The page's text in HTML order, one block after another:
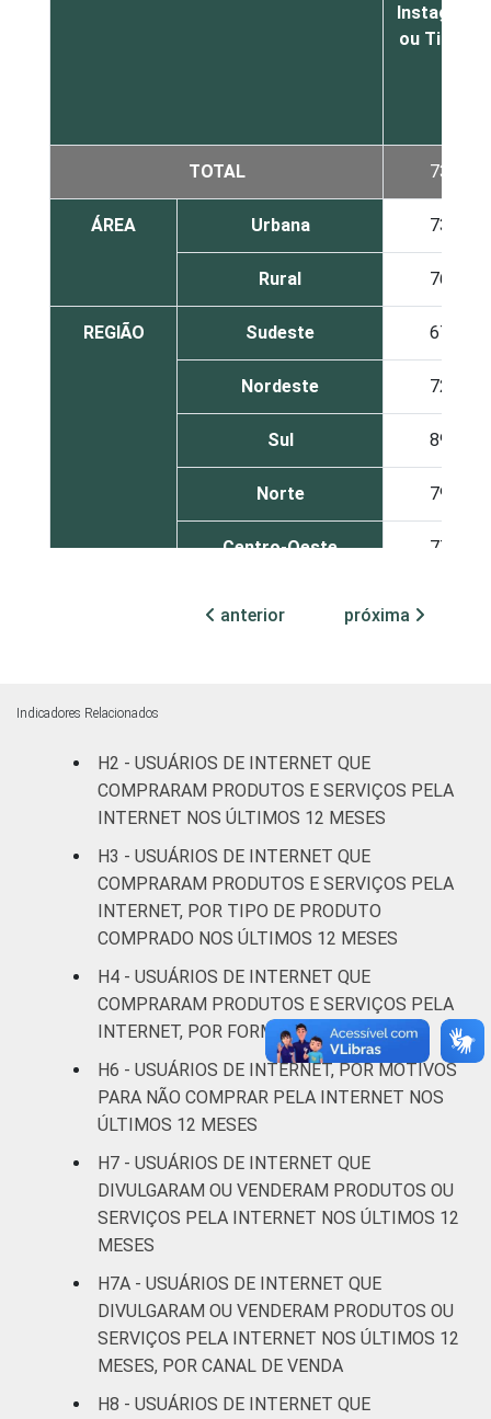
Instagram
ou TikTok
TOTAL 73
ÁREA Urbana 73
Rural 76
REGIÃO Sudeste 67
Nordeste 72
Sul 89
Norte 79
Centro-Oeste 77
COR OU
Preta
Parda
Amarela
Indígena
Não respondeu
GRAU DE
Analfabeto/Educação
Infantil
Fundamental 84
Médio
Superior 60
FAIXA
De 10 a 15 anos
De 25 a 34 anos
anterior próxima
Indicadores Relacionados
H2 - USUÁRIOS DE INTERNET QUE
COMPRARAM PRODUTOS E SERVIÇOS PELA
INTERNET NOS ÚLTIMOS 12 MESES
H3 - USUÁRIOS DE INTERNET QUE
COMPRARAM PRODUTOS E SERVIÇOS PELA
INTERNET, POR TIPO DE PRODUTO
COMPRADO NOS ÚLTIMOS 12 MESES
H4 - USUÁRIOS DE INTERNET QUE
COMPRARAM PRODUTOS E SERVIÇOS PELA
INTERNET, POR FORMA DE PAGAMENTO
H6 - USUÁRIOS DE INTERNET, POR MOTIVOS
PARA NÃO COMPRAR PELA INTERNET NOS
ÚLTIMOS 12 MESES
H7 - USUÁRIOS DE INTERNET QUE
DIVULGARAM OU VENDERAM PRODUTOS OU
SERVIÇOS PELA INTERNET NOS ÚLTIMOS 12
MESES
H7A - USUÁRIOS DE INTERNET QUE
DIVULGARAM OU VENDERAM PRODUTOS OU
SERVIÇOS PELA INTERNET NOS ÚLTIMOS 12
MESES, POR CANAL DE VENDA
H8 - USUÁRIOS DE INTERNET QUE